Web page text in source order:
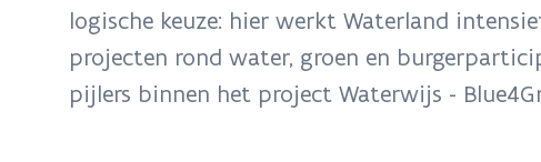
Bruggelogische keuze: hier werkt Waterland
projecten rond water, groen en
pijlers binnen het project Waterwijs -